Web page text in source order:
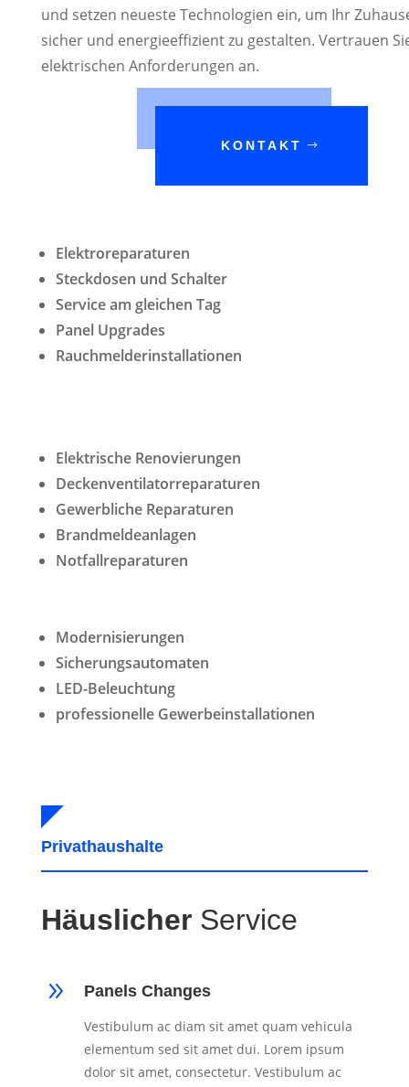
und setzen neueste Technologien ein, um Ihr
sicher und energieeffizient zu gestalten. Vertrauen
elektrischen Anforderungen an.
KONTAKT
Elektroreparaturen
Steckdosen und Schalter
Service am gleichen Tag
Panel Upgrades
Rauchmelderinstallationen
Elektrische Renovierungen
Deckenventilatorreparaturen
Gewerbliche Reparaturen
Brandmeldeanlagen
Notfallreparaturen
Modernisierungen
Sicherungsautomaten
LED-Beleuchtung
professionelle Gewerbeinstallationen
Privathaushalte
Häuslicher Service
9 Panels Changes
Vestibulum ac diam sit amet quam vehicula
elementum sed sit amet dui. Lorem ipsum
dolor sit amet, consectetur. Vestibulum ac